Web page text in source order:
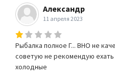
Александр
11 апреля 2023
Рыбалка полное Г... ВНО не
советую не рекомендую
холодные